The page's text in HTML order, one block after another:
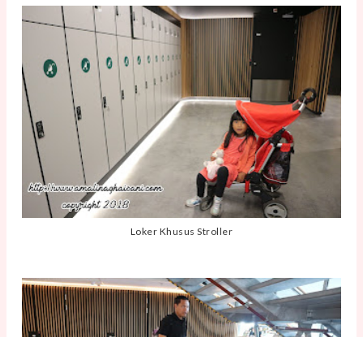
Loker Khusus Stroller